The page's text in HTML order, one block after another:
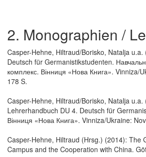
2. Monographien /
Casper-Hehne, Hiltraud/Borisko, Natalja u.a.
Deutsch für Germanistikstudenten.
комплекс. Вінниця «Нова Книга». Vinniza/
178 S.
Casper-Hehne, Hiltraud/Borisko, Natalja u.a.
Lehrerhandbuch DU 4. Deutsch für
Вінниця «Нова Книга». Vinniza/Ukraine:
Casper-Hehne, Hiltraud (Hrsg.) (2014): The
Campus and the Cooperation with China.